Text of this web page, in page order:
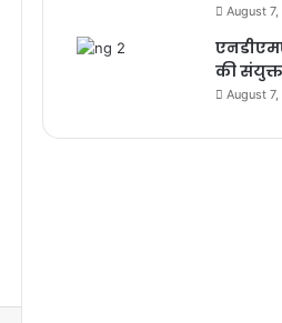
August
की
August